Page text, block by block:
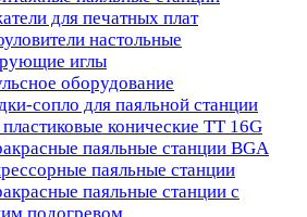
для печатных плат
настольные
иглы
оборудование
сопло для паяльной станции
конические TT 16G
паяльные станции BGA
паяльные станции
паяльные станции с
подогревом